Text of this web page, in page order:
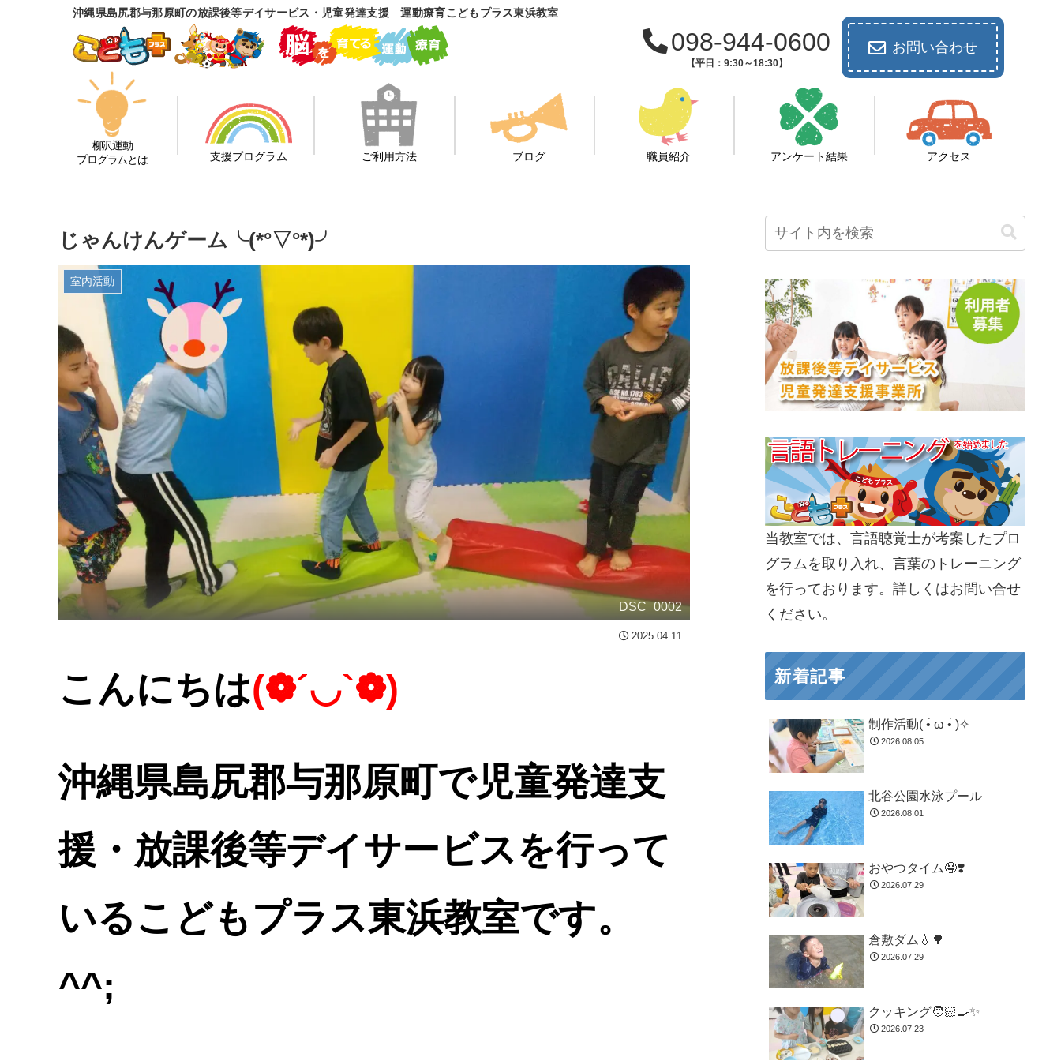
沖縄県島尻郡与那原町の放課後等デイサービス・児童発達支援 運動療育こどもプラス東浜教室
098-944-0600
【平日：9:30～18:30】
お問い合わせ
柳沢運動
プログラムとは
支援プログラム ご利用方法 ブログ 職員紹介 アンケート結果 アクセス
じゃんけんゲーム╰(*°▽°*)╯
室内活動
DSC_0002
2025.04.11
こんにちは(❁´◡`❁)
沖縄県島尻郡与那原町で児童発達支
援・放課後等デイサービスを行って
いるこどもプラス東浜教室です。
^^;
当教室では、言語聴覚士が考案したプロ
グラムを取り入れ、言葉のトレーニング
を行っております。詳しくはお問い合せ
ください。
新着記事
制作活動( •̀ ω •́ )✧
2026.08.05
北谷公園水泳プール
2026.08.01
おやつタイム🤤❣️
2026.07.29
倉敷ダム💧🌳
2026.07.29
クッキング🧑🏻‍🍳✨
2026.07.23